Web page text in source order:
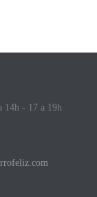
14h - 17 a 19h